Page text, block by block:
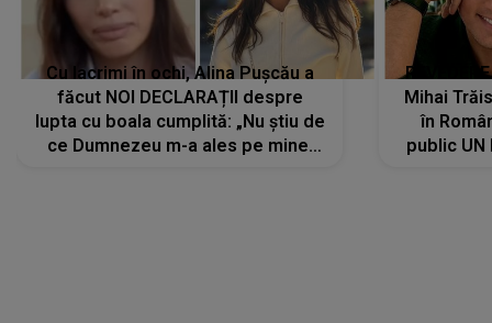
Cu lacrimi în ochi, Alina Pușcău a
făcut NOI DECLARAȚII despre
lupta cu boala cumplită: „Nu știu de
ce Dumnezeu m-a ales pe mine.
Mihai
în
public UN